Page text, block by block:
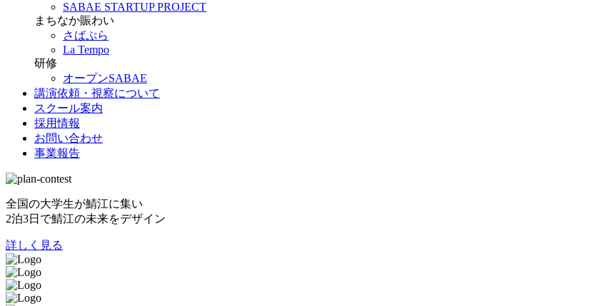
SABAE STARTUP PROJECT
まちなか賑わい
さばぷら
La Tempo
研修
オープンSABAE
講演依頼・視察について
スクール案内
採用情報
お問い合わせ
事業報告
全国の大学生が鯖江に集い
2泊3日で鯖江の未来をデザイン
詳しく見る